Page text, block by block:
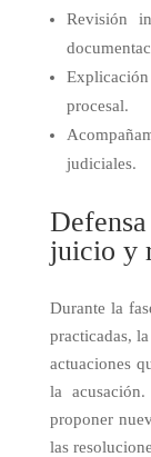
Revisión
procesal.
judiciales.
juicio y
Durante la
practicadas,
actuaciones
la
proponer
las